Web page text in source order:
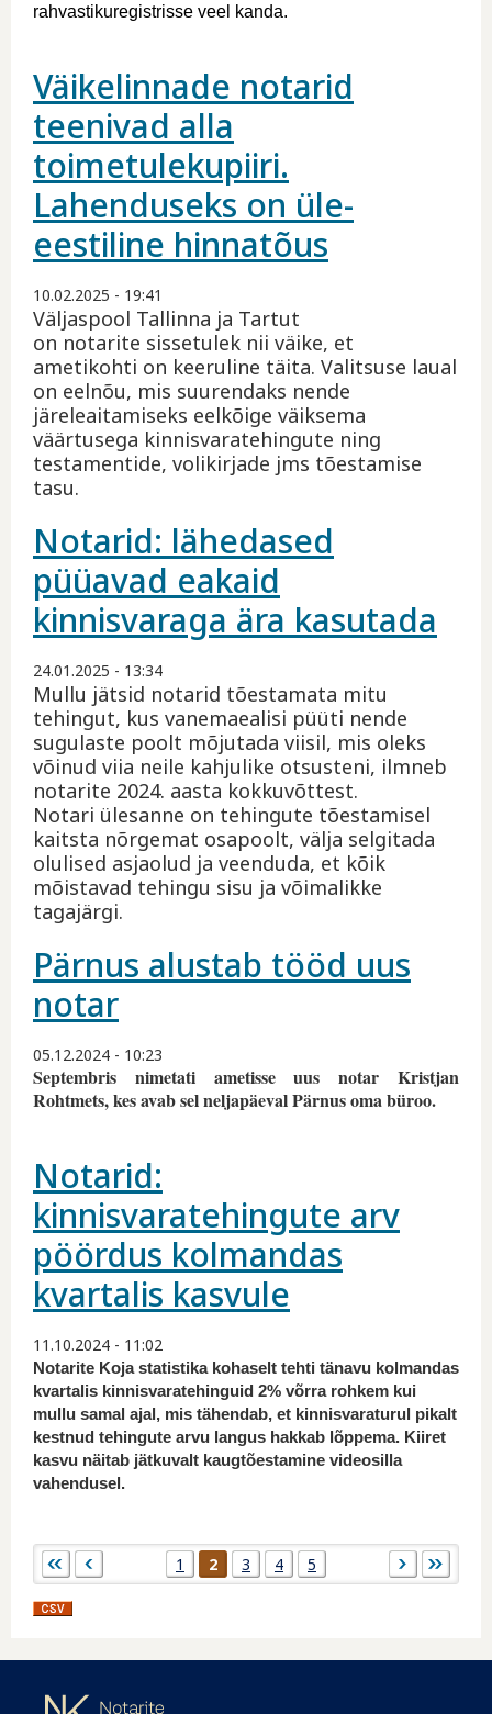
rahvastikuregistrisse veel kanda.
Väikelinnade notarid
teenivad alla
toimetulekupiiri.
Lahenduseks on üle-
eestiline hinnatõus
10.02.2025 - 19:41
Väljaspool Tallinna ja Tartut
on notarite sissetulek nii väike, et
ametikohti on keeruline täita. Valitsuse laual
on eelnõu, mis suurendaks nende
järeleaitamiseks eelkõige väiksema
väärtusega kinnisvaratehingute ning
testamentide, volikirjade jms tõestamise
tasu.
Notarid: lähedased
püüavad eakaid
kinnisvaraga ära kasutada
24.01.2025 - 13:34
Mullu jätsid notarid tõestamata mitu
tehingut, kus vanemaealisi püüti nende
sugulaste poolt mõjutada viisil, mis oleks
võinud viia neile kahjulike otsusteni, ilmneb
notarite 2024. aasta kokkuvõttest.
Notari ülesanne on tehingute tõestamisel
kaitsta nõrgemat osapoolt, välja selgitada
olulised asjaolud ja veenduda, et kõik
mõistavad tehingu sisu ja võimalikke
tagajärgi.
Pärnus alustab tööd uus
notar
05.12.2024 - 10:23
Septembris nimetati ametisse uus notar Kristjan
Rohtmets, kes avab sel neljapäeval Pärnus oma büroo.
Notarid:
kinnisvaratehingute arv
pöördus kolmandas
kvartalis kasvule
11.10.2024 - 11:02
Notarite Koja statistika kohaselt tehti tänavu kolmandas
kvartalis kinnisvaratehinguid 2% võrra rohkem kui
mullu samal ajal, mis tähendab, et kinnisvaraturul pikalt
kestnud tehingute arvu langus hakkab lõppema. Kiiret
kasvu näitab jätkuvalt kaugtõestamine videosilla
vahendusel.
Lehed 1 2 3 4 5